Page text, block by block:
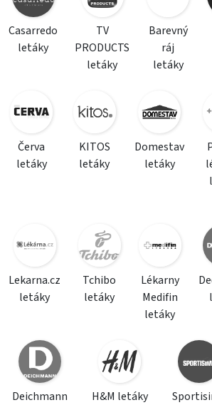
Casarredo
letáky
TV
PRODUCTS
letáky
Barevný
ráj
letáky
Červa
letáky
KITOS
letáky
Domestav
letáky
Lekarna.cz
letáky
Tchibo
letáky
Lékarny
Medifin
letáky
Deichmann
H&M letáky